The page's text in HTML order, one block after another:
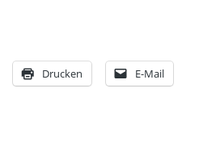
Drucken E-Mail